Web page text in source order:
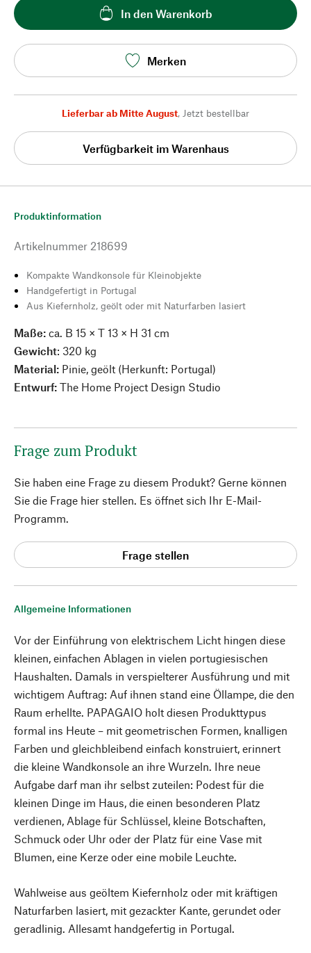
In den Warenkorb
Merken
Lieferbar ab Mitte August, Jetzt bestellbar
Verfügbarkeit im Warenhaus
Allgemeine Informationen
Vor der Einführung von elektrischem Licht hingen diese
kleinen, einfachen Ablagen in vielen portugiesischen
Haushalten. Damals in verspielterer Ausführung und mit
wichtigem Auftrag: Auf ihnen stand eine Öllampe, die den
Raum erhellte. PAPAGAIO holt diesen Produkttypus
formal ins Heute – mit geometrischen Formen, knalligen
Farben und gleichbleibend einfach konstruiert, erinnert
die kleine Wandkonsole an ihre Wurzeln. Ihre neue
Aufgabe darf man ihr selbst zuteilen: Podest für die
kleinen Dinge im Haus, die einen besonderen Platz
verdienen, Ablage für Schlüssel, kleine Botschaften,
Schmuck oder Uhr oder der Platz für eine Vase mit
Blumen, eine Kerze oder eine mobile Leuchte.
Wahlweise aus geöltem Kiefernholz oder mit kräftigen
Naturfarben lasiert, mit gezackter Kante, gerundet oder
geradlinig. Allesamt handgefertig in Portugal.
Produktinformation
Artikelnummer 218699
Kompakte Wandkonsole für Kleinobjekte
Handgefertigt in Portugal
Aus Kiefernholz, geölt oder mit Naturfarben lasiert
Maße: ca. B 15 × T 13 × H 31 cm
Gewicht: 320 kg
Material: Pinie, geölt (Herkunft: Portugal)
Entwurf: The Home Project Design Studio
Frage zum Produkt
Sie haben eine Frage zu diesem Produkt? Gerne können
Sie die Frage hier stellen. Es öffnet sich Ihr E-Mail-
Programm.
Frage stellen